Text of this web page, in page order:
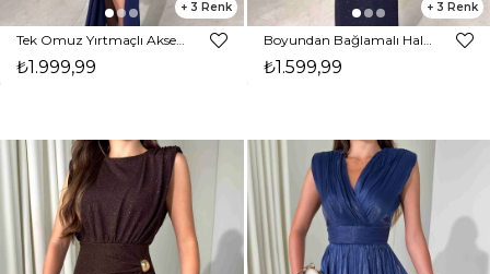
3
₺1.999,99
3
₺1.599,99